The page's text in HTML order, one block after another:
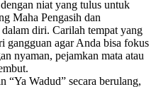
niat yang tulus untuk
Maha Pengasih dan
diri. Carilah tempat yang
gangguan agar Anda bisa fokus
nyaman, pejamkan mata atau
“Ya Wadud” secara berulang,